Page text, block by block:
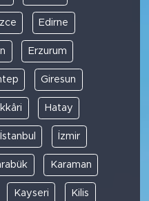
Edirne
Erzurum
Giresun
Hatay
İstanbul İzmir
Karaman
Kayseri Kilis